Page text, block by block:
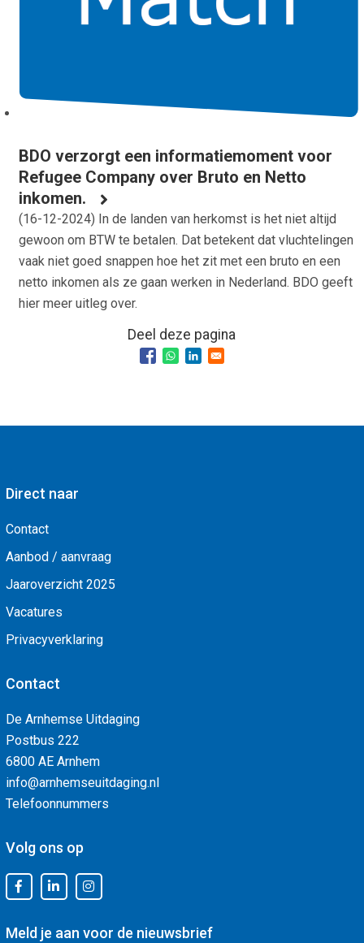
BDO verzorgt een informatiemoment voor
Refugee Company over Bruto en Netto
inkomen.
(16-12-2024) In de landen van herkomst is het niet altijd
gewoon om BTW te betalen. Dat betekent dat vluchtelingen
vaak niet goed snappen hoe het zit met een bruto en een
netto inkomen als ze gaan werken in Nederland. BDO geeft
hier meer uitleg over.
Deel deze pagina
Direct naar
Contact
Aanbod / aanvraag
Jaaroverzicht 2025
Vacatures
Privacyverklaring
Contact
De Arnhemse Uitdaging
Postbus 222
6800 AE Arnhem
info@arnhemseuitdaging.nl
Telefoonnummers
Volg ons op
Meld je aan voor de nieuwsbrief